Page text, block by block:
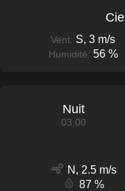
Vent: S, 3 m/s
Humidité: 56 %
Nuit
03:00
N, 2.5 m/s
87 %